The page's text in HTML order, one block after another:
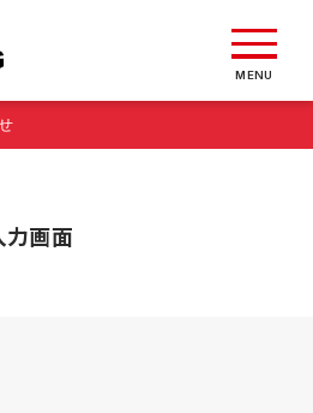
MENU
画面